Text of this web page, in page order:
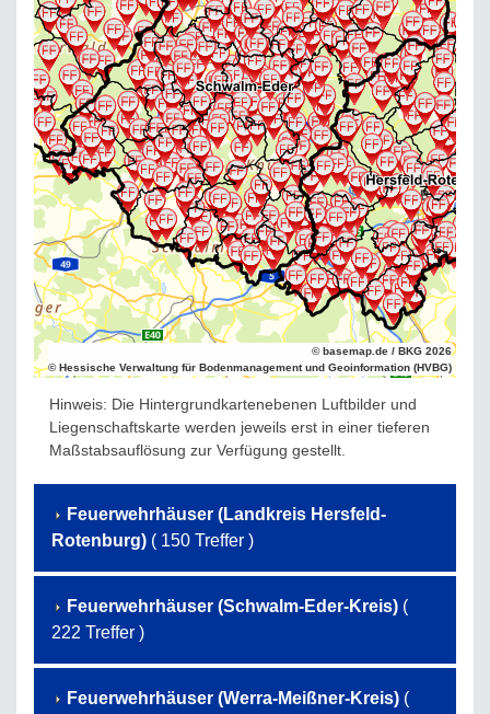
© basemap.de / BKG 2026
© Hessische Verwaltung für Bodenmanagement und Geoinformation (HVBG)
Hinweis: Die Hintergrundkartenebenen Luftbilder und
Liegenschaftskarte werden jeweils erst in einer tieferen
Maßstabsauflösung zur Verfügung gestellt.
Feuerwehrhäuser (Landkreis Hersfeld-
Rotenburg) ( 150 Treffer )
Feuerwehrhäuser (Schwalm-Eder-Kreis) (
222 Treffer )
Feuerwehrhäuser (Werra-Meißner-Kreis) (